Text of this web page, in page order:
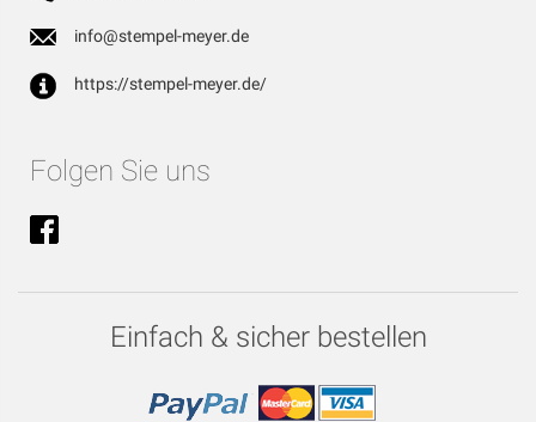
info@stempel-meyer.de
https://stempel-meyer.de/
Folgen Sie uns
Einfach & sicher bestellen